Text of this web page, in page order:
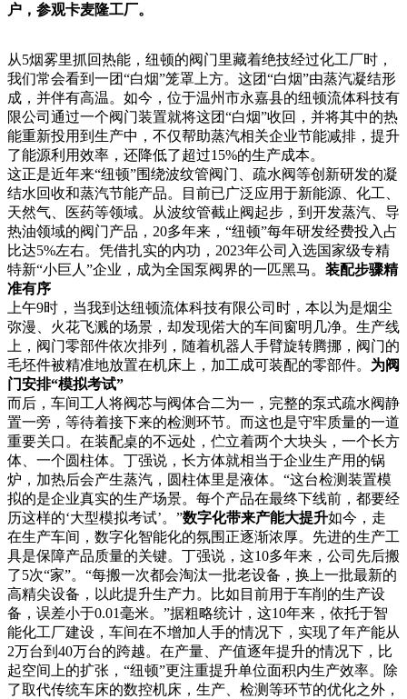
户，参观卡麦隆工厂。
从5烟雾里抓回热能，纽顿的阀门里藏着绝技经过化工厂时，
我们常会看到一团“白烟”笼罩上方。这团“白烟”由蒸汽凝结形
成，并伴有高温。如今，位于温州市永嘉县的纽顿流体科技有
限公司通过一个阀门装置就将这团“白烟”收回，并将其中的热
能重新投用到生产中，不仅帮助蒸汽相关企业节能减排，提升
了能源利用效率，还降低了超过15%的生产成本。
这正是近年来“纽顿”围绕波纹管阀门、疏水阀等创新研发的凝
结水回收和蒸汽节能产品。目前已广泛应用于新能源、化工、
天然气、医药等领域。从波纹管截止阀起步，到开发蒸汽、导
热油领域的阀门产品，20多年来，“纽顿”每年研发经费投入占
比达5%左右。凭借扎实的内功，2023年公司入选国家级专精
特新“小巨人”企业，成为全国泵阀界的一匹黑马。 装配步骤精
准有序
上午9时，当我到达纽顿流体科技有限公司时，本以为是烟尘
弥漫、火花飞溅的场景，却发现偌大的车间窗明几净。生产线
上，阀门零部件依次排列，随着机器人手臂旋转腾挪，阀门的
毛坯件被精准地放置在机床上，加工成可装配的零部件。 为阀
门安排“模拟考试”
而后，车间工人将阀芯与阀体合二为一，完整的泵式疏水阀静
置一旁，等待着接下来的检测环节。而这也是守牢质量的一道
重要关口。在装配桌的不远处，伫立着两个大块头，一个长方
体、一个圆柱体。丁强说，长方体就相当于企业生产用的锅
炉，加热后会产生蒸汽，圆柱体里是液体。 “这台检测装置模
拟的是企业真实的生产场景。每个产品在最终下线前，都要经
历这样的‘大型模拟考试’。”数字化带来产能大提升如今，走
在生产车间，数字化智能化的氛围正逐渐浓厚。先进的生产工
具是保障产品质量的关键。丁强说，这10多年来，公司先后搬
了5次“家”。“每搬一次都会淘汰一批老设备，换上一批最新的
高精尖设备，以此提升生产力。比如目前用于车削的生产设
备，误差小于0.01毫米。”据粗略统计，这10年来，依托于智
能化工厂建设，车间在不增加人手的情况下，实现了年产能从
2万台到40万台的跨越。在产量、产值逐年提升的情况下，比
起空间上的扩张，“纽顿”更注重提升单位面积内生产效率。除
了取代传统车床的数控机床，生产、检测等环节的优化之外，